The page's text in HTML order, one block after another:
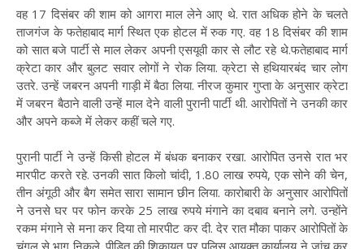
वह 17 दिसंबर की शाम को आगरा माल लेने आए थे. रात अधिक होने के चलते
ताजगंज के फतेहाबाद मार्ग स्थित एक होटल में रुक गए. वह 18 दिसंबर की शाम
को सात बजे पार्टी से माल लेकर अपनी एसयूवी कार से लौट रहे थे.फतेहाबाद मार्ग
क्रेटा कार और बुलट सवार लोगों ने रोक लिया. क्रेटा से हथियारबंद चार लोग
उतरे. उन्हें जबरन अपनी गाड़ी में बैठा लिया. नीरज कुमार गुप्ता के अनुसार क्रेटा
में जबरन बैठाने वाली उन्हें माल देने वाली पुरानी पार्टी थी. आरोपितों ने उनकी कार
और अपने कब्जे में लेकर कहीं चले गए.
पुरानी पार्टी ने उन्हें किसी होटल में बंधक बनाकर रखा. आरोपित उनसे रात भर
मारपीट करते रहे. उनकी सात किलो चांदी, 1.80 लाख रुपये, एक सोने की चेन,
तीन अंगूठी और बैग समेत सारा सामान छीन लिया. कारोबारी के अनुसार आरोपितों
ने उनसे घर पर फोन करके 25 लाख रुपये मंगाने का दबाव बनाने लगे. उन्होंने
रकम मंगाने से मना कर दिया तो मारपीट कर दी. देर रात मौका पाकर आरोपितों के
चंगुल से भाग निकले. पीड़ित की शिकायत पर पुलिस आयुक्त कार्यालय ने जांच कर